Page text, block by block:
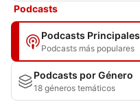
Podcasts
Podcasts Principales
Podcasts más populares
Podcasts por Género
18 géneros temáticos